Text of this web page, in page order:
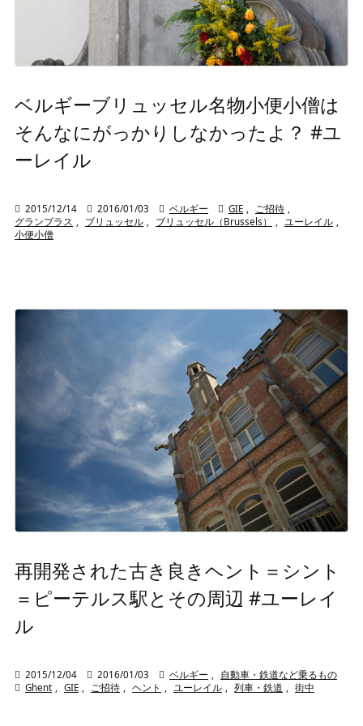
ベルギーブリュッセル名物小便小僧は
そんなにがっかりしなかったよ？ #ユ
ーレイル
 2015/12/14  2016/01/03  ベルギー  GIE ご招待
グランプラス
ブリュッセル ブリュッセル（Brussels） ユーレイル
小便小僧
再開発された古き良きヘント＝シント
＝ピーテルス駅とその周辺 #ユーレイ
ル
 2015/12/04  2016/01/03  ベルギー
自動車・鉄道など乗るもの
 Ghent GIE ご招待 ヘント ユーレイル 列車・鉄道 街中